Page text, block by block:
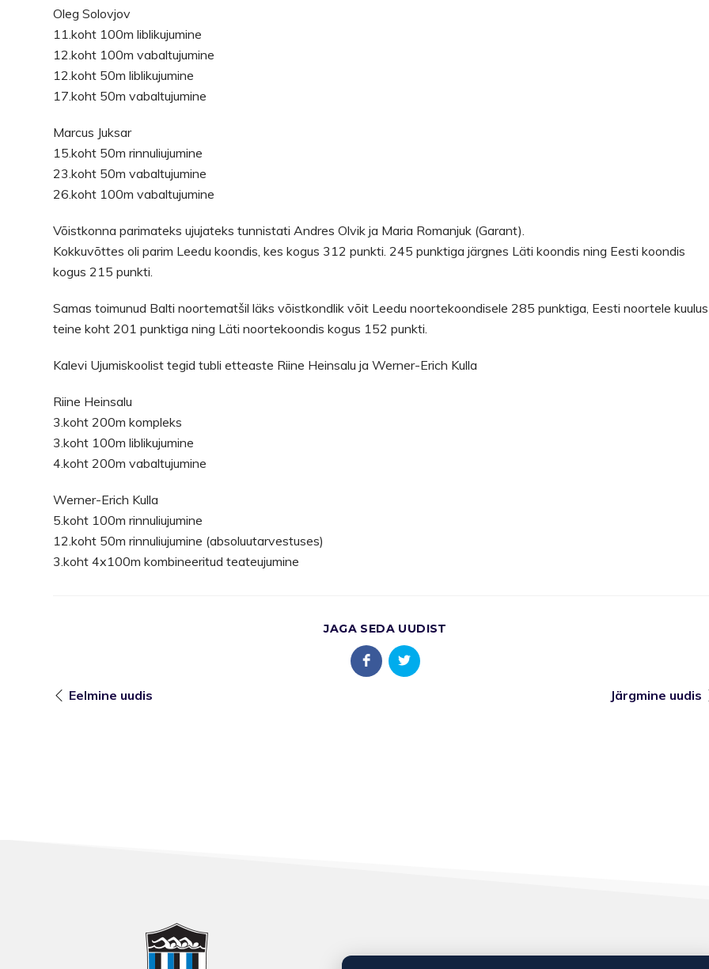
Oleg Solovjov
11.koht 100m liblikujumine
12.koht 100m vabaltujumine
12.koht 50m liblikujumine
17.koht 50m vabaltujumine
Marcus Juksar
15.koht 50m rinnuliujumine
23.koht 50m vabaltujumine
26.koht 100m vabaltujumine
Võistkonna parimateks ujujateks tunnistati Andres Olvik ja Maria Romanjuk (Garant).
Kokkuvõttes oli parim Leedu koondis, kes kogus 312 punkti. 245 punktiga järgnes Läti koondis ning Eesti koondis
kogus 215 punkti.
Samas toimunud Balti noortematšil läks võistkondlik võit Leedu noortekoondisele 285 punktiga, Eesti noortele kuulus
teine koht 201 punktiga ning Läti noortekoondis kogus 152 punkti.
Kalevi Ujumiskoolist tegid tubli etteaste Riine Heinsalu ja Werner-Erich Kulla
Riine Heinsalu
3.koht 200m kompleks
3.koht 100m liblikujumine
4.koht 200m vabaltujumine
Werner-Erich Kulla
5.koht 100m rinnuliujumine
12.koht 50m rinnuliujumine (absoluutarvestuses)
3.koht 4x100m kombineeritud teateujumine
JAGA SEDA UUDIST
Eelmine uudis Järgmine uudis